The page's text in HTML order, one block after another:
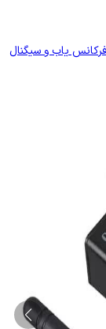
فرکانس یاب و سیگنال